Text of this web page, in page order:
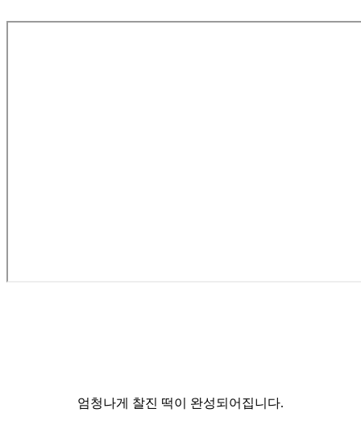
엄청나게 찰진 떡이 완성되어집니다.